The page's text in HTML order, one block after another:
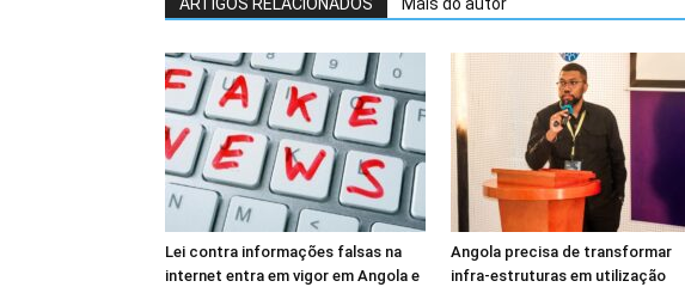
ARTIGOS RELACIONADOS Mais do autor
Lei contra informações falsas na
internet entra em vigor em Angola e
Angola precisa de transformar
infra-estruturas em utilização